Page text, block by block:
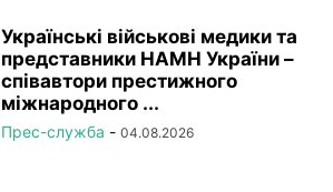
Українські військові медики та
представники НАМН України –
співавтори престижного
міжнародного ...
Прес-служба - 04.08.2026